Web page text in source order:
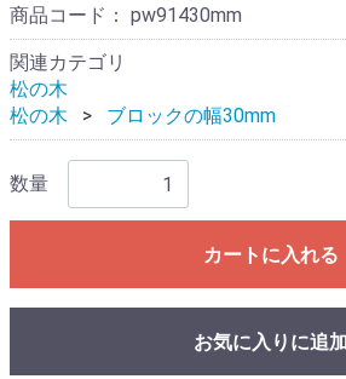
商品コード： pw91430mm
関連カテゴリ
松の木
松の木
ブロックの幅30mm
数量
カートに入れる
お気に入りに追加